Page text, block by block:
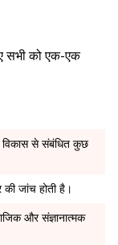
सभी को एक-एक
विकास से संबंधित कुछ
जांच होती है।
और संज्ञानात्मक